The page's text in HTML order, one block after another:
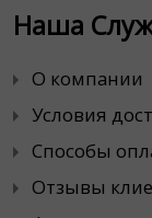
Наша
О компании
Условия
Способы
Отзывы